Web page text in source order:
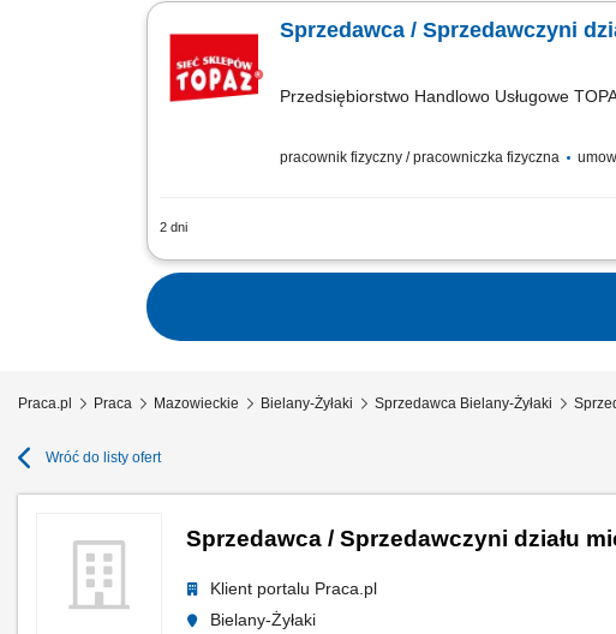
Sprzedawca / Sprzedawczyni
Przedsiębiorstwo Handlowo Usługowe
pracownik fizyczny / pracowniczka fizyczna
2 dni
Twoje główne zadania: zapewnienie
Praca.pl Praca Mazowieckie Bielany-Żyłaki Sprzedawca Bielany-Żyłaki
Wróć do listy ofert
Sprzedawca / Sprzedawczyni działu
Klient portalu Praca.pl
Bielany-Żyłaki